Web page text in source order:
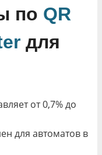
по QR
для
от 0,7% до
для автоматов в